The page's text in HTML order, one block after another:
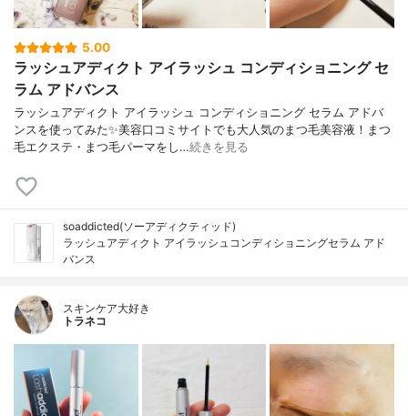
5.00
ラッシュアディクト アイラッシュ コンディショニング セ
ラム アドバンス
ラッシュアディクト アイラッシュ コンディショニング セラム アドバ
ンスを使ってみた✨美容口コミサイトでも大人気のまつ毛美容液！まつ
毛エクステ・まつ毛パーマをし…続きを見る
soaddicted(ソーアディクティッド)
ラッシュアディクト アイラッシュコンディショニングセラム アド
バンス
スキンケア大好き
トラネコ